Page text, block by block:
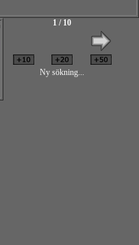
1 / 10
Ny sökning...